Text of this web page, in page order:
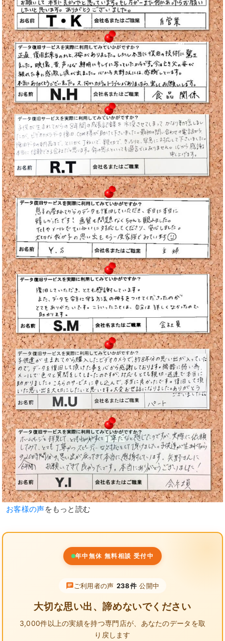
お客様の声をもっと読む
年中無休 無料相談 受付中
ご利用者の声 238件 公開中
大切な思い出、諦めないでください
3,000件以上の実績を持つ専門店が、 あなたのデータを取
り戻します